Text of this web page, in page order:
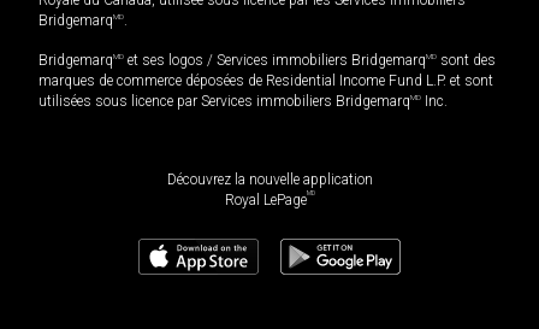
BridgemarqMD.
BridgemarqMD et ses logos / Services immobiliers BridgemarqMD sont des
marques de commerce déposées de Residential Income Fund L.P. et sont
utilisées sous licence par Services immobiliers BridgemarqMD Inc.
Découvrez la nouvelle application
Royal LePageMD